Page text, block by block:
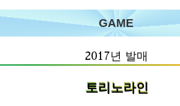
GAME
2017년 발매
토리노라인